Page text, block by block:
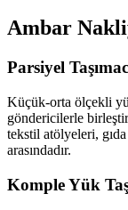
Ambar
Parsiyel
Küçük-orta ölçekli
göndericilerle
tekstil atölyeleri,
arasındadır.
Komple Yük